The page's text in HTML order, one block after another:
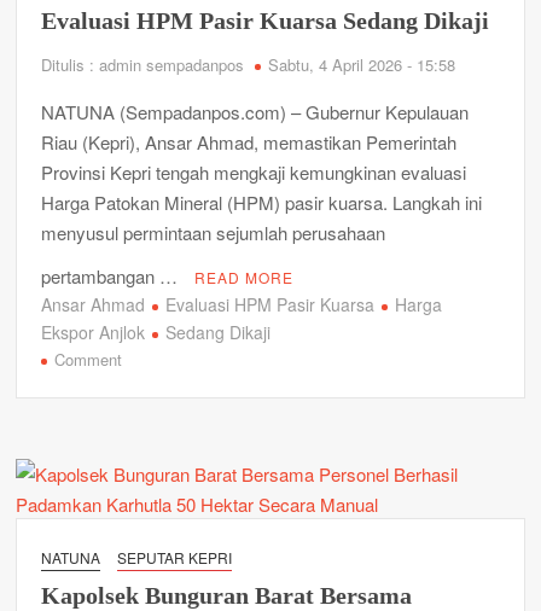
di
Evaluasi HPM Pasir Kuarsa Sedang Dikaji
Ditulis : admin sempadanpos Sabtu, 4 April 2026 - 15:58
NATUNA (Sempadanpos.com) – Gubernur Kepulauan
Riau (Kepri), Ansar Ahmad, memastikan Pemerintah
Provinsi Kepri tengah mengkaji kemungkinan evaluasi
Harga Patokan Mineral (HPM) pasir kuarsa. Langkah ini
menyusul permintaan sejumlah perusahaan
pertambangan …
READ MORE
Ansar Ahmad Evaluasi HPM Pasir Kuarsa
Harga
Ekspor Anjlok
Sedang Dikaji
Commenton
Ansar
Ahmad:
Evaluasi
Pasir
Kuarsa
NATUNA SEPUTAR KEPRI
Kapolsek Bunguran Barat Bersama